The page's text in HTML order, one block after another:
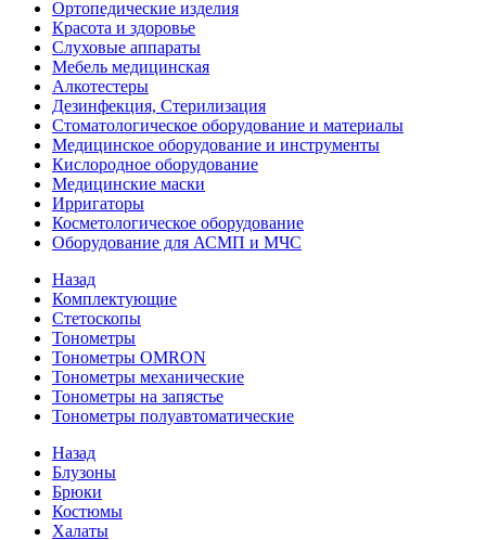
Ортопедические изделия
Красота и здоровье
Слуховые аппараты
Мебель медицинская
Алкотестеры
Дезинфекция, Стерилизация
Стоматологическое оборудование и материалы
Медицинское оборудование и инструменты
Кислородное оборудование
Медицинские маски
Ирригаторы
Косметологическое оборудование
Оборудование для АСМП и МЧС
Назад
Комплектующие
Стетоскопы
Тонометры
Тонометры OMRON
Тонометры механические
Тонометры на запястье
Тонометры полуавтоматические
Назад
Блузоны
Брюки
Костюмы
Халаты